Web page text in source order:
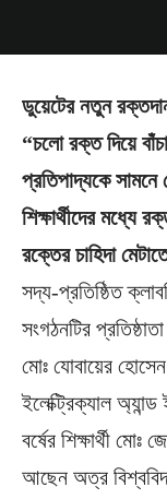
ডুয়েটের নতুন
“চলো রক্ত দিয়ে
প্রতিপাদ্যকে সামনে
শিক্ষার্থীদের মধ্যে
রক্তের চাহিদা
সদ্য-প্রতিষ্ঠিত
সংগঠনটির প্রতিষ্ঠাতা
মোঃ যোবায়ের
ইলেক্ট্রিক্যাল অ্যান্ড
বর্ষের শিক্ষার্থী
আছেন অত্র